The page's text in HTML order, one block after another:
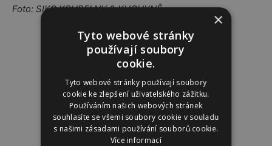
Foto: SIKO KOUPELNY & KUCHYNĚ
Reklama
×
Tyto webové stránky
používají soubory
cookie.
Tyto webové stránky používají soubory
cookie ke zlepšení uživatelského zážitku.
Používáním našich webových stránek
souhlasíte se všemi soubory cookie v souladu
s našimi zásadami používání souborů cookie.
Více informací